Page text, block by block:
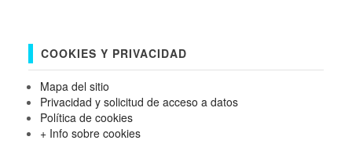
COOKIES Y PRIVACIDAD
Mapa del sitio
Privacidad y solicitud de acceso a datos
Política de cookies
+ Info sobre cookies